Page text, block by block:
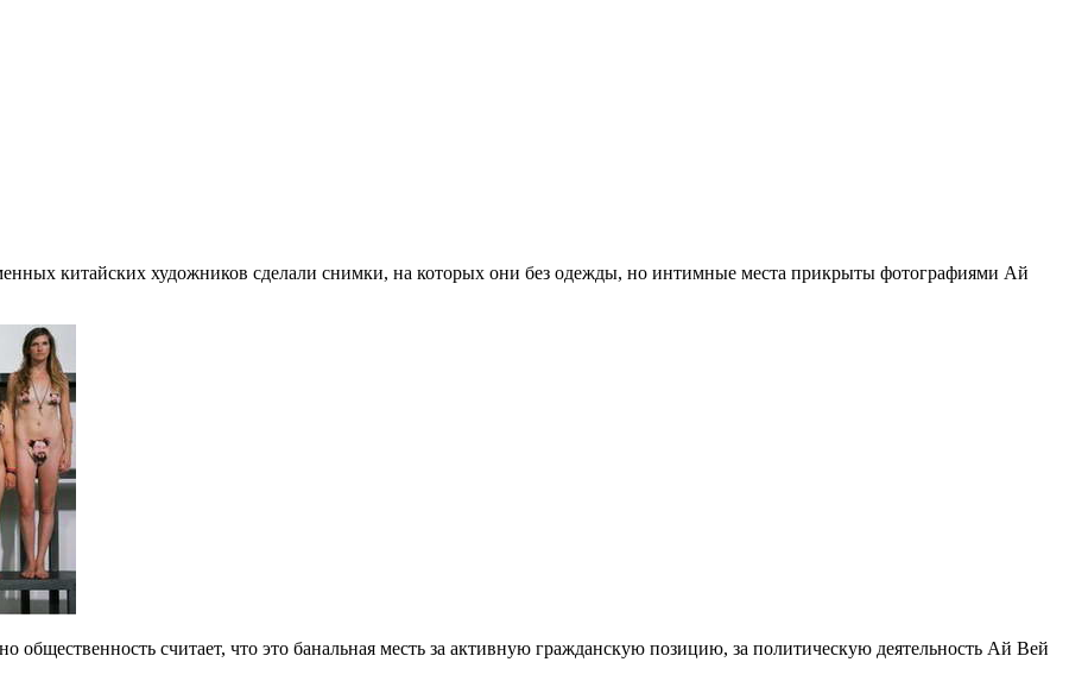
китайских художников сделали снимки, на которых они без одежды, но интимные места прикрыты фотографиями Ай
общественность считает, что это банальная месть за активную гражданскую позицию, за политическую деятельность Ай Вей